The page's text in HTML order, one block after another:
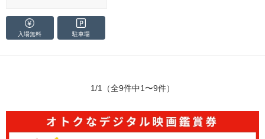
入場無料 駐車場
1/1 （全9件中1〜9件）